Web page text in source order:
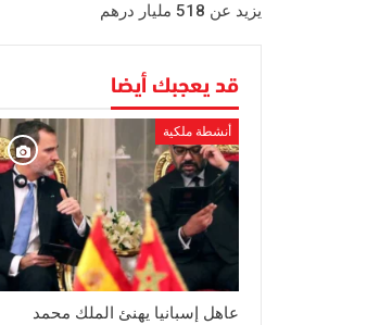
يزيد عن 518 مليار درهم
قد يعجبك أيضا
أنشطة ملكية
عاهل إسبانيا يهنئ الملك محمد